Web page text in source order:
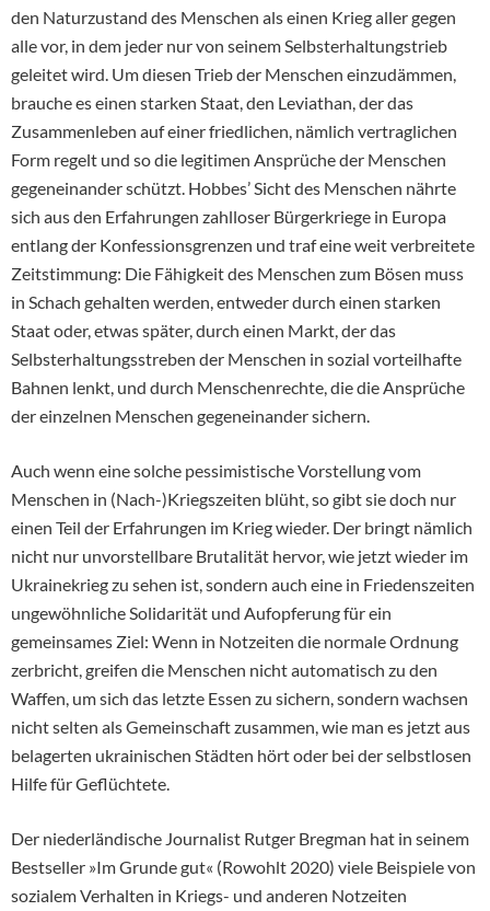
den Naturzustand des Menschen als einen Krieg aller gegen
alle vor, in dem jeder nur von seinem Selbsterhaltungstrieb
geleitet wird. Um diesen Trieb der Menschen einzudämmen,
brauche es einen starken Staat, den Leviathan, der das
Zusammenleben auf einer friedlichen, nämlich vertraglichen
Form regelt und so die legitimen Ansprüche der Menschen
gegeneinander schützt. Hobbes’ Sicht des Menschen nährte
sich aus den Erfahrungen zahlloser Bürgerkriege in Europa
entlang der Konfessionsgrenzen und traf eine weit verbreitete
Zeitstimmung: Die Fähigkeit des Menschen zum Bösen muss
in Schach gehalten werden, entweder durch einen starken
Staat oder, etwas später, durch einen Markt, der das
Selbsterhaltungsstreben der Menschen in sozial vorteilhafte
Bahnen lenkt, und durch Menschenrechte, die die Ansprüche
der einzelnen Menschen gegeneinander sichern.
Auch wenn eine solche pessimistische Vorstellung vom
Menschen in (Nach-)Kriegszeiten blüht, so gibt sie doch nur
einen Teil der Erfahrungen im Krieg wieder. Der bringt nämlich
nicht nur unvorstellbare Brutalität hervor, wie jetzt wieder im
Ukrainekrieg zu sehen ist, sondern auch eine in Friedenszeiten
ungewöhnliche Solidarität und Aufopferung für ein
gemeinsames Ziel: Wenn in Notzeiten die normale Ordnung
zerbricht, greifen die Menschen nicht automatisch zu den
Waffen, um sich das letzte Essen zu sichern, sondern wachsen
nicht selten als Gemeinschaft zusammen, wie man es jetzt aus
belagerten ukrainischen Städten hört oder bei der selbstlosen
Hilfe für Geflüchtete.
Der niederländische Journalist Rutger Bregman hat in seinem
Bestseller »Im Grunde gut« (Rowohlt 2020) viele Beispiele von
sozialem Verhalten in Kriegs- und anderen Notzeiten